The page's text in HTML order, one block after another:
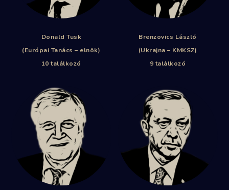
Donald Tusk
(Európai Tanács – elnök)
10 találkozó
Brenzovics László
(Ukrajna – KMKSZ)
9 találkozó